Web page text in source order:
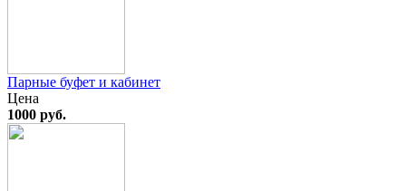
Парные буфет и кабинет
Цена
1000 руб.